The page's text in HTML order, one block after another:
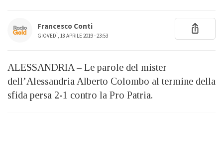
Francesco Conti
GIOVEDÌ, 18 APRILE 2019 - 23:53
ALESSANDRIA – Le parole del mister
dell’Alessandria Alberto Colombo al termine della
sfida persa 2-1 contro la Pro Patria.